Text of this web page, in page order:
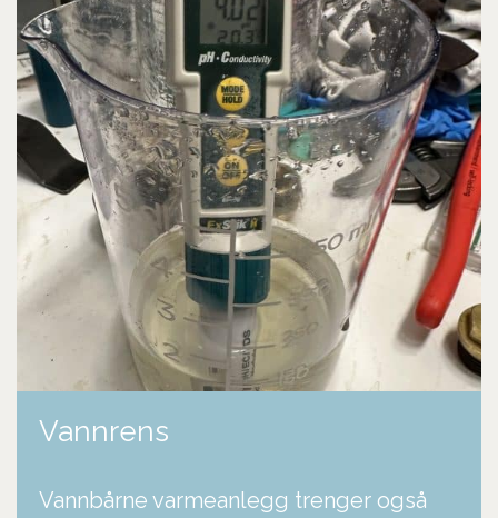
Vannrens
Vannbårne varmeanlegg trenger også